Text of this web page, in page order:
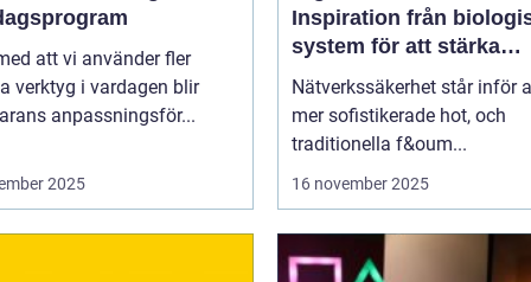
att vi använder fler
verktyg i vardagen blir
anpassningsför...
2025
Inspiration från
system för att stärka
nätverkssäkerhet
Nätverkssäkerhet står inför
mer sofistikerade hot, och
traditionella f&oum...
16 november 2025